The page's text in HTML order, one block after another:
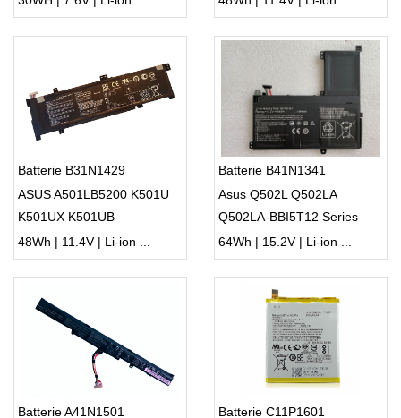
Batterie B31N1429
ASUS A501LB5200 K501U
K501UX K501UB
48Wh | 11.4V | Li-ion ...
Batterie B41N1341
Asus Q502L Q502LA
Q502LA-BBI5T12 Series
64Wh | 15.2V | Li-ion ...
Batterie A41N1501
Batterie C11P1601